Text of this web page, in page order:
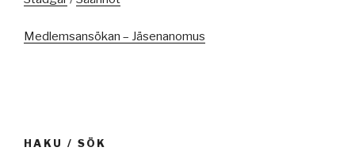
Medlemsansökan – Jäsenanomus
HAKU / SÖK